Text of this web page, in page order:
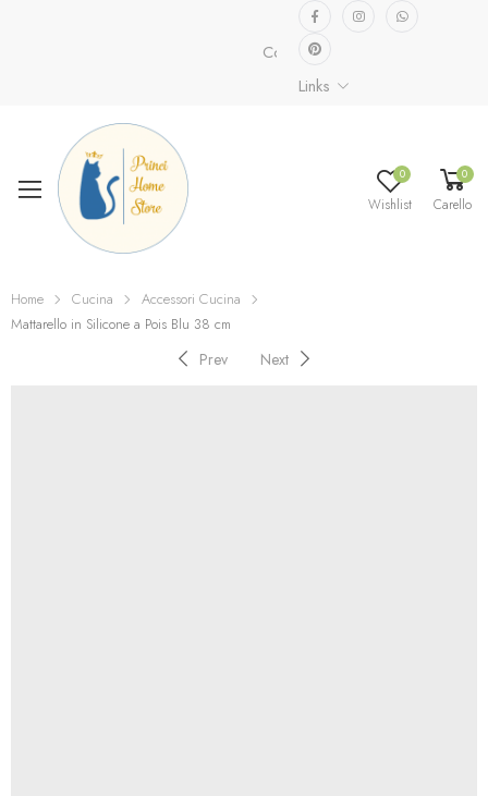
Collezione speciale già
Links
0
Wishlist
0
Carello
Home Cucina
Accessori Cucina
Mattarello in Silicone a Pois Blu 38 cm
Prev Next